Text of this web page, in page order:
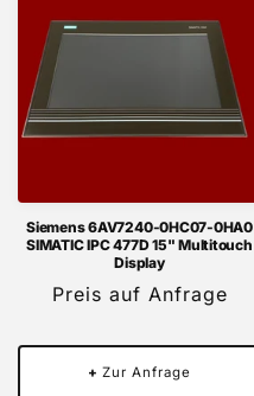
Siemens 6AV7240-0HC07-0HA0
SIMATIC IPC 477D 15" Multitouch
Display
Preis auf Anfrage
+ Zur Anfrage